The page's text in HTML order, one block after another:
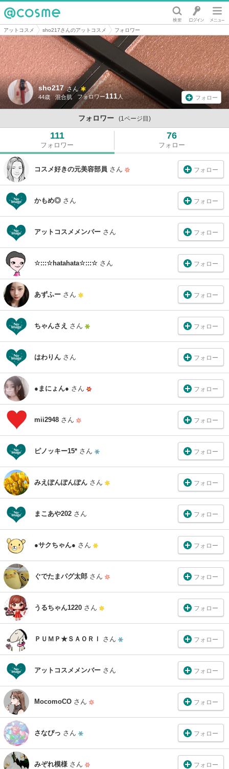
@cosme
アットコスメ sho217さんのアットコスメ フォロワー
sho217 さん
44歳 混合肌 111 フォロー
フォロワー (1ページ目)
111
フォロワー
76
フォロー
コスメ好きの元美容部員 さん フォロー
かもめ◎ さん フォロー
アットコスメメンバー さん フォロー
☆:::☆hatahata☆:::☆ さん フォロー
あずふー さん フォロー
ちゃんさえ さん フォロー
はわりん さん フォロー
●まにょん● さん フォロー
mii2948 さん フォロー
ピノッキー15* さん フォロー
みえぽんぽんぽん さん フォロー
まこあや202 さん フォロー
●サクちゃん● さん フォロー
ぐでたまパグ太郎 さん フォロー
うるちゃん1220 さん フォロー
ＰＵＭＰ★ＳＡＯＲＩ さん フォロー
アットコスメメンバー さん フォロー
MocomoCO さん フォロー
さなぴっ さん フォロー
みぞれ模様 さん フォロー